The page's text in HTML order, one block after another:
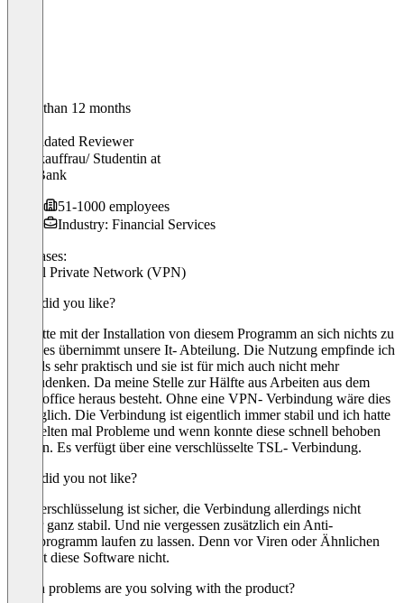
Older than 12 months
Validated Reviewer
Bankkauffrau/ Studentin at
VR- Bank
51-1000 employees
Industry: Financial Services
Use cases:
Virtual Private Network (VPN)
What did you like?
Ich hatte mit der Installation von diesem Programm an sich nichts zu
tun, dies übernimmt unsere It- Abteilung. Die Nutzung empfinde ich
aber als sehr praktisch und sie ist für mich auch nicht mehr
wegzudenken. Da meine Stelle zur Hälfte aus Arbeiten aus dem
Homeoffice heraus besteht. Ohne eine VPN- Verbindung wäre dies
unmöglich. Die Verbindung ist eigentlich immer stabil und ich hatte
eher selten mal Probleme und wenn konnte diese schnell behoben
werden. Es verfügt über eine verschlüsselte TSL- Verbindung.
What did you not like?
Die Verschlüsselung ist sicher, die Verbindung allerdings nicht
immer ganz stabil. Und nie vergessen zusätzlich ein Anti-
Virenprogramm laufen zu lassen. Denn vor Viren oder Ähnlichen
schützt diese Software nicht.
Which problems are you solving with the product?